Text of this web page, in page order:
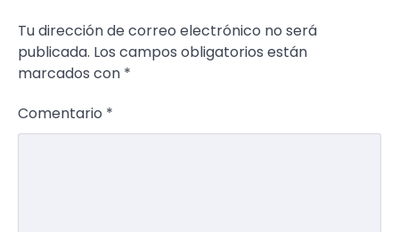
Tu dirección de correo electrónico no será
publicada. Los campos obligatorios están
marcados con *
Comentario *